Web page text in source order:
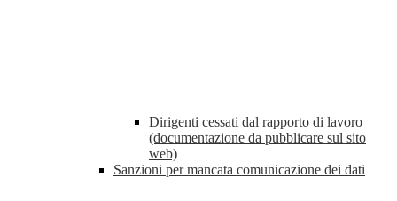
Dirigenti cessati dal rapporto di lavoro
(documentazione da pubblicare sul sito
web)
Sanzioni per mancata comunicazione dei dati